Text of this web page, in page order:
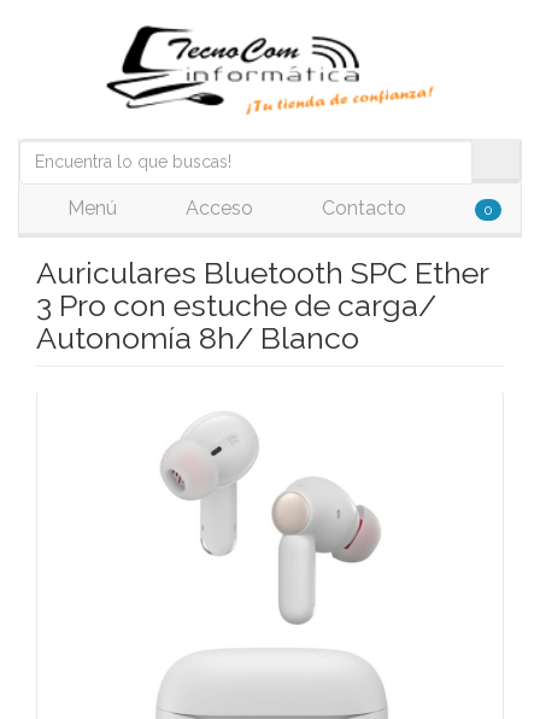
Menú Acceso Contacto 0
Auriculares Bluetooth SPC Ether
3 Pro con estuche de carga/
Autonomía 8h/ Blanco